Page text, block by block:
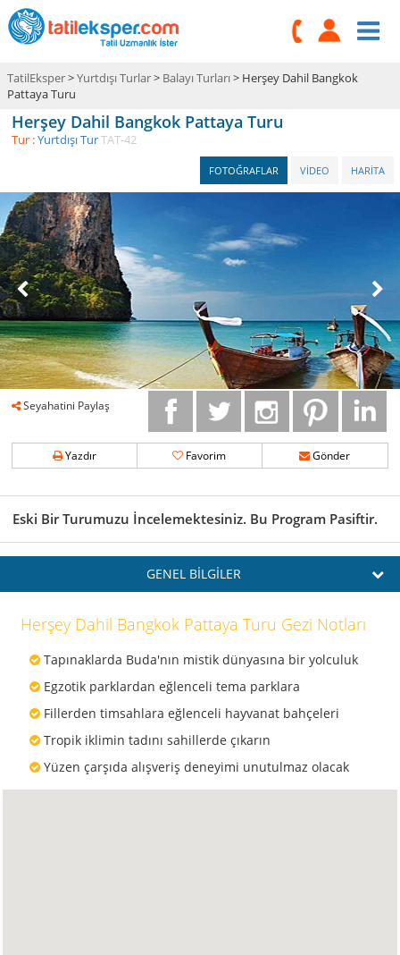
TatilEksper>Yurtdışı Turlar> Balayı Turları> Herşey Dahil Bangkok
Pattaya Turu
Herşey Dahil Bangkok Pattaya Turu
Tur :Yurtdışı TurTAT-42
HARİTA
VİDEO
FOTOĞRAFLAR
Seyahatini Paylaş
Yazdır Favorim Gönder
Eski Bir Turumuzu İncelemektesiniz. Bu Program Pasiftir.
GENEL BİLGİLER
Herşey Dahil Bangkok Pattaya Turu Gezi Notları
Tapınaklarda Buda'nın mistik dünyasına bir yolculuk
Egzotik parklardan eğlenceli tema parklara
Fillerden timsahlara eğlenceli hayvanat bahçeleri
Tropik iklimin tadını sahillerde çıkarın
Yüzen çarşıda alışveriş deneyimi unutulmaz olacak